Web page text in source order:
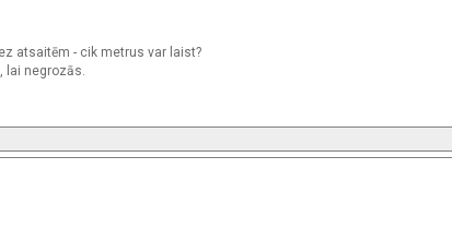
atsaitēm - cik metrus var laist?
lai negrozās.